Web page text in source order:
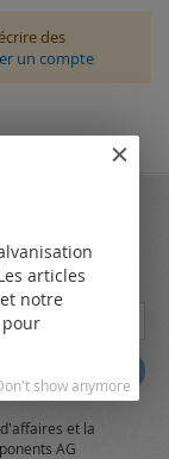
des
un compte
very first hand.
d'affaires et la
AG
articles
notre
show anymore